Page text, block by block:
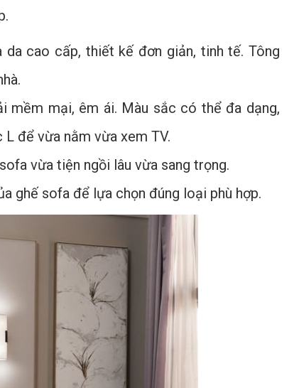
cao cấp, thiết kế đơn giản, tinh tế. Tông
mềm mại, êm ái. Màu sắc có thể đa dạng,
để vừa nằm vừa xem TV.
vừa tiện ngồi lâu vừa sang trọng.
ghế sofa để lựa chọn đúng loại phù hợp.